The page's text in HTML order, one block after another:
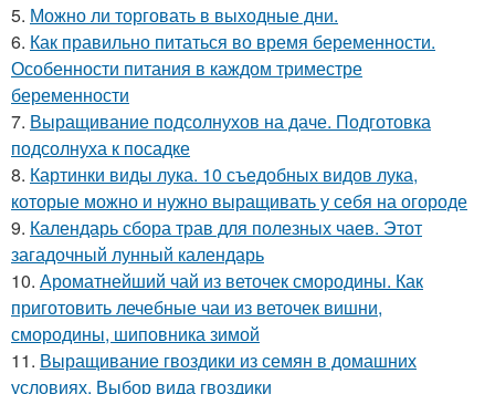
5. Можно ли торговать в выходные дни.
6. Как правильно питаться во время беременности.
Особенности питания в каждом триместре
беременности
7. Выращивание подсолнухов на даче. Подготовка
подсолнуха к посадке
8. Картинки виды лука. 10 съедобных видов лука,
которые можно и нужно выращивать у себя на огороде
9. Календарь сбора трав для полезных чаев. Этот
загадочный лунный календарь
10. Ароматнейший чай из веточек смородины. Как
приготовить лечебные чаи из веточек вишни,
смородины, шиповника зимой
11. Выращивание гвоздики из семян в домашних
условиях. Выбор вида гвоздики